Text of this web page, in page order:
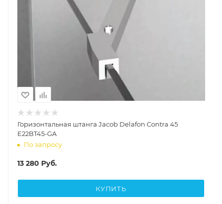
Горизонтальная штанга Jacob Delafon Contra 45
E22BT45-GA
По запросу
13 280 Руб.
КУПИТЬ